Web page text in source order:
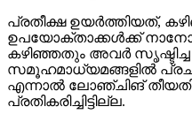
പ്രതീക്ഷ ഉയര്‍ത്തിയത്,
ഉപയോക്താക്കള്‍ക്ക്
കഴിഞ്ഞതും അവര്‍ സൃഷ്ടിച്ച
സമൂഹമാധ്യമങ്ങളില്‍
എന്നാല്‍ ലോഞ്ചിങ്
പ്രതികരിച്ചിട്ടില്ല.